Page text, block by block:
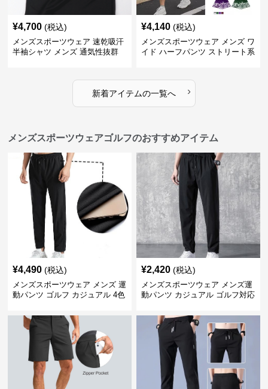
¥4,700 (税込)
メンズスポーツウェア 速乾吸汗
半袖シャツ メンズ 通気性抜群
¥4,140 (税込)
メンズスポーツウェア メンズ ワ
イド ハーフパンツ ストリート系
新着アイテムの一覧へ ›
メンズスポーツウェアゴルフのおすすめアイテム
¥4,490 (税込)
メンズスポーツウェア メンズ 運
動パンツ ゴルフ カジュアル 4色
¥2,420 (税込)
メンズスポーツウェア メンズ運
動パンツ カジュアル ゴルフ対応